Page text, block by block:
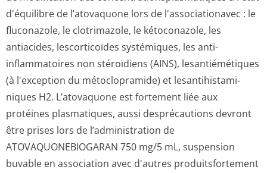
d'équilibre de l’atovaquone lors de l'associationavec : le
fluconazole, le clotrimazole, le kétoconazole, les
antiacides, lescorticoïdes systémiques, les anti-
inflammatoires non stéroïdiens (AINS), lesantiémétiques
(à l'exception du métoclopramide) et lesantihistami­
niques H2. L’atovaquone est fortement liée aux
protéines plasmatiques, aussi desprécautions devront
être prises lors de l’administration de
ATOVAQUONEBIOGARAN 750 mg/5 mL, suspension
buvable en association avec d'autres produitsfortement